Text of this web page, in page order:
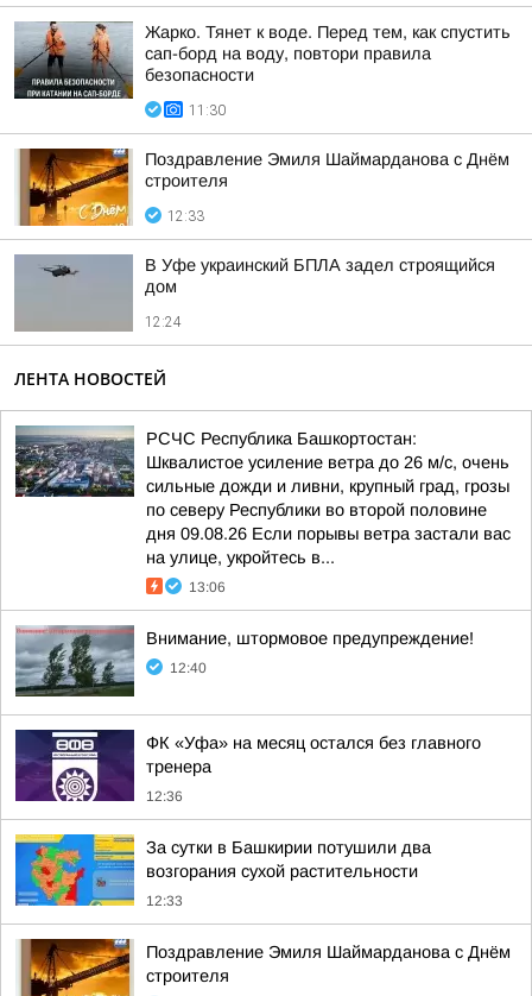
Жарко. Тянет к воде. Перед тем, как спустить
сап-борд на воду, повтори правила
безопасности
11:30
Поздравление Эмиля Шаймарданова с Днём
строителя
12:33
В Уфе украинский БПЛА задел строящийся
дом
12:24
ЛЕНТА НОВОСТЕЙ
РСЧС Республика Башкортостан:
Шквалистое усиление ветра до 26 м/с, очень
сильные дожди и ливни, крупный град, грозы
по северу Республики во второй половине
дня 09.08.26 Если порывы ветра застали вас
на улице, укройтесь в...
13:06
Внимание, штормовое предупреждение!
12:40
ФК «Уфа» на месяц остался без главного
тренера
12:36
За сутки в Башкирии потушили два
возгорания сухой растительности
12:33
Поздравление Эмиля Шаймарданова с Днём
строителя